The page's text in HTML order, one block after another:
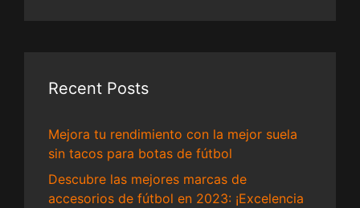
Recent Posts
Mejora tu rendimiento con la mejor suela
sin tacos para botas de fútbol
Descubre las mejores marcas de
accesorios de fútbol en 2023: ¡Excelencia